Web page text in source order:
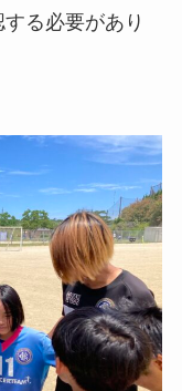
る必要があり